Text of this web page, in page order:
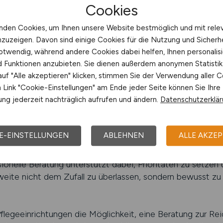
schalten
Beratung zur Reichweite
wie komplex das Thema Reichweite im
keine passenden Bewerbungen. Entscheidend ist,
wird. Eine fundierte Beratung kann dabei helfen, die
abzuleiten. Arbeitgeber profitieren davon,
und wie sie diese gezielt steuern können.
Reichweite wird betrachtet, wie Stellenanzeigen
werden. Pflegeeinrichtungen unterscheiden sich stark
Entsprechend individuell muss auch die
Beratung unterstützt dabei, Prioritäten zu setzen
nicht dem Zufall zu überlassen, sondern bewusst
die Möglichkeit, eine Beratung zur
Cookies
Cookies, um Ihnen unsere Website bestmöglich und mit
Davon sind einige Cookies für die Nutzung und
während andere Cookies dabei helfen, Ihnen
Funktionen anzubieten. Sie dienen außerdem anonymen
"Alle akzeptieren" klicken, stimmen Sie der Verwendung aller
"Cookie-Einstellungen" am Ende jeder Seite können Sie Ihre
jederzeit nachträglich aufrufen und ändern.
EINSTELLUNGEN ABLEHNEN ALLE